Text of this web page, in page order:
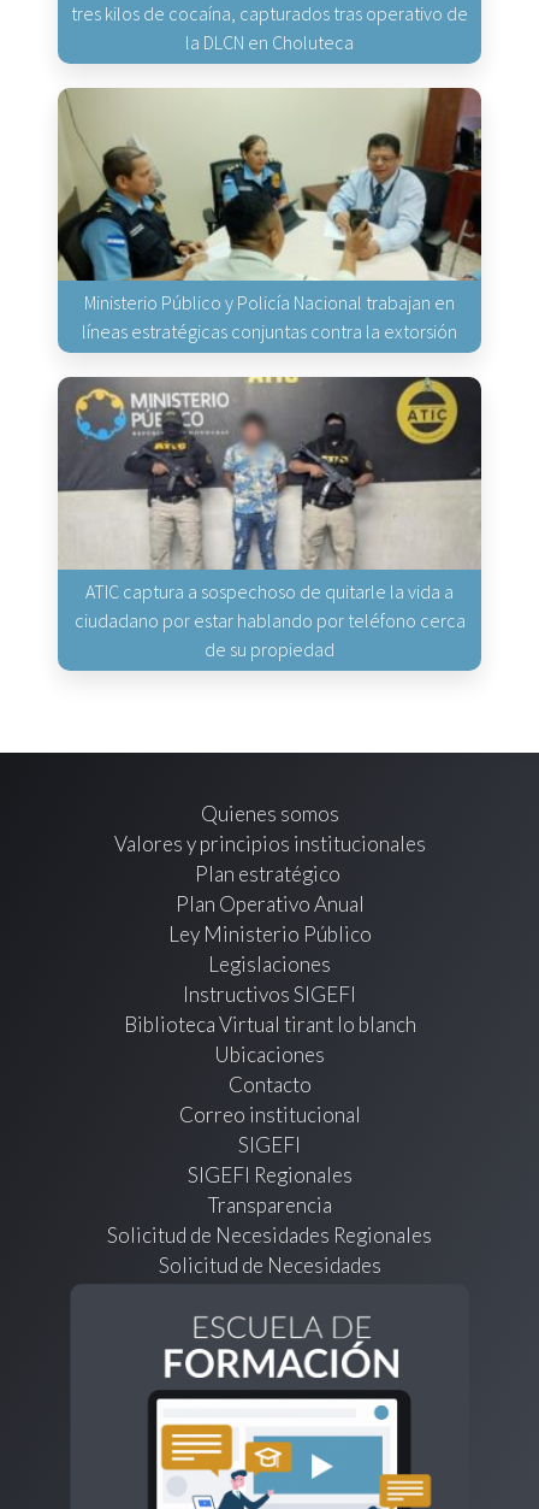
tres kilos de cocaína, capturados tras operativo de
la DLCN en Choluteca
Ministerio Público y Policía Nacional trabajan en
líneas estratégicas conjuntas contra la extorsión
ATIC captura a sospechoso de quitarle la vida a
ciudadano por estar hablando por teléfono cerca
de su propiedad
Quienes somos
Valores y principios institucionales
Plan estratégico
Plan Operativo Anual
Ley Ministerio Público
Legislaciones
Instructivos SIGEFI
Biblioteca Virtual tirant lo blanch
Ubicaciones
Contacto
Correo institucional
SIGEFI
SIGEFI Regionales
Transparencia
Solicitud de Necesidades Regionales
Solicitud de Necesidades